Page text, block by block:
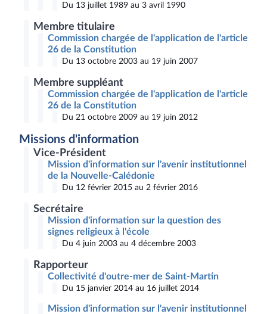
Du 13 juillet 1989 au 3 avril 1990
Membre titulaire
Commission chargée de l'application de l'article
26 de la Constitution
Du 13 octobre 2003 au 19 juin 2007
Membre suppléant
Commission chargée de l'application de l'article
26 de la Constitution
Du 21 octobre 2009 au 19 juin 2012
Missions d'information
Vice-Président
Mission d'information sur l'avenir institutionnel
de la Nouvelle-Calédonie
Du 12 février 2015 au 2 février 2016
Secrétaire
Mission d'information sur la question des
signes religieux à l'école
Du 4 juin 2003 au 4 décembre 2003
Rapporteur
Collectivité d'outre-mer de Saint-Martin
Du 15 janvier 2014 au 16 juillet 2014
Mission d'information sur l'avenir institutionnel